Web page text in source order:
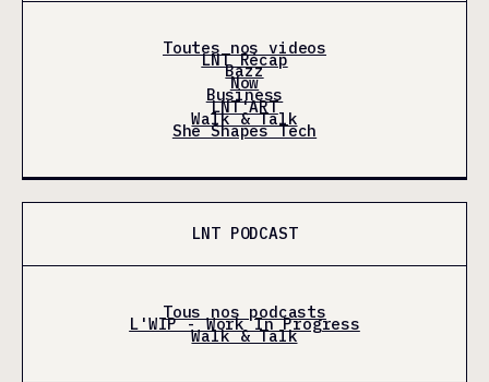
Toutes nos videos
LNT Récap
Bazz
Now
Business
LNT'ART
Walk & Talk
She Shapes Tech
LNT PODCAST
Tous nos podcasts
L'WIP - Work In Progress
Walk & Talk